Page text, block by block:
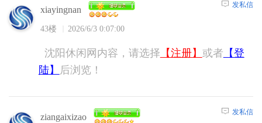
xiayingnan
43楼 2026/6/3 0:07:00
发私信
沈阳休闲网内容，请选择 【注册】 或者 【登
陆】
后浏览！
ziangaixizao 发私信